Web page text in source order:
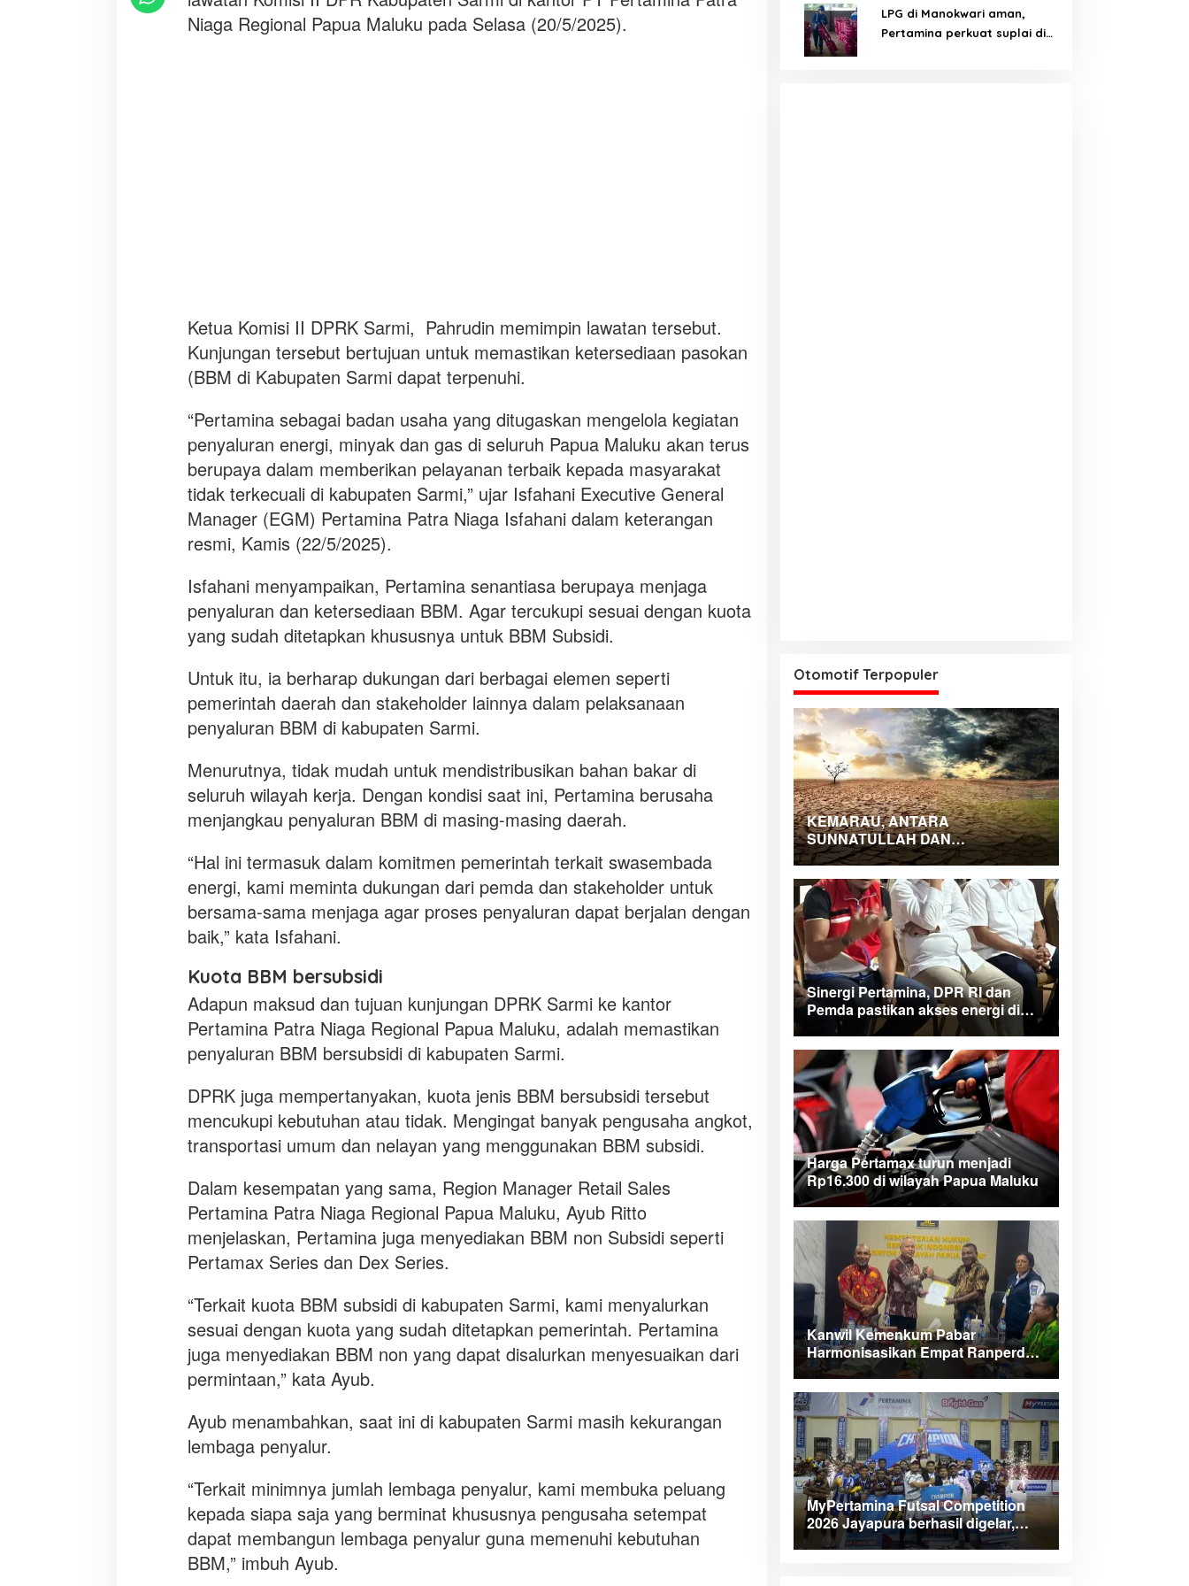
i
Niaga Regional Papua Maluku pada Selasa (20/5/2025).
Ketua Komisi II DPRK Sarmi, Pahrudin memimpin lawatan tersebut.
Kunjungan tersebut bertujuan untuk memastikan ketersediaan pasokan
(BBM di Kabupaten Sarmi dapat terpenuhi.
“Pertamina sebagai badan usaha yang ditugaskan mengelola kegiatan
penyaluran energi, minyak dan gas di seluruh Papua Maluku akan terus
berupaya dalam memberikan pelayanan terbaik kepada masyarakat
tidak terkecuali di kabupaten Sarmi,” ujar Isfahani Executive General
Manager (EGM) Pertamina Patra Niaga Isfahani dalam keterangan
resmi, Kamis (22/5/2025).
Isfahani menyampaikan, Pertamina senantiasa berupaya menjaga
penyaluran dan ketersediaan BBM. Agar tercukupi sesuai dengan kuota
yang sudah ditetapkan khususnya untuk BBM Subsidi.
Untuk itu, ia berharap dukungan dari berbagai elemen seperti
pemerintah daerah dan stakeholder lainnya dalam pelaksanaan
penyaluran BBM di kabupaten Sarmi.
Menurutnya, tidak mudah untuk mendistribusikan bahan bakar di
seluruh wilayah kerja. Dengan kondisi saat ini, Pertamina berusaha
menjangkau penyaluran BBM di masing-masing daerah.
“Hal ini termasuk dalam komitmen pemerintah terkait swasembada
energi, kami meminta dukungan dari pemda dan stakeholder untuk
bersama-sama menjaga agar proses penyaluran dapat berjalan dengan
baik,” kata Isfahani.
Kuota BBM bersubsidi
Adapun maksud dan tujuan kunjungan DPRK Sarmi ke kantor
Pertamina Patra Niaga Regional Papua Maluku, adalah memastikan
penyaluran BBM bersubsidi di kabupaten Sarmi.
DPRK juga mempertanyakan, kuota jenis BBM bersubsidi tersebut
mencukupi kebutuhan atau tidak. Mengingat banyak pengusaha angkot,
transportasi umum dan nelayan yang menggunakan BBM subsidi.
Dalam kesempatan yang sama, Region Manager Retail Sales
Pertamina Patra Niaga Regional Papua Maluku, Ayub Ritto
menjelaskan, Pertamina juga menyediakan BBM non Subsidi seperti
Pertamax Series dan Dex Series.
“Terkait kuota BBM subsidi di kabupaten Sarmi, kami menyalurkan
sesuai dengan kuota yang sudah ditetapkan pemerintah. Pertamina
juga menyediakan BBM non yang dapat disalurkan menyesuaikan dari
permintaan,” kata Ayub.
Ayub menambahkan, saat ini di kabupaten Sarmi masih kekurangan
lembaga penyalur.
“Terkait minimnya jumlah lembaga penyalur, kami membuka peluang
kepada siapa saja yang berminat khususnya pengusaha setempat
dapat membangun lembaga penyalur guna memenuhi kebutuhan
BBM,” imbuh Ayub.
LPG di Manokwari aman,
Pertamina perkuat suplai di
Otomotif Terpopuler
KEMARAU, ANTARA
SUNNATULLAH DAN
MUHASABAH
Sinergi Pertamina, DPR RI dan
Pemda pastikan akses energi di
Teluk Bintuni
Harga Pertamax turun menjadi
Rp16.300 di wilayah Papua Maluku
Kanwil Kemenkum Pabar
Harmonisasikan Empat Ranperda
Kabupaten Teluk Wondama
MyPertamina Futsal Competition
2026 Jayapura berhasil digelar,
dorong talenta muda berprestasi